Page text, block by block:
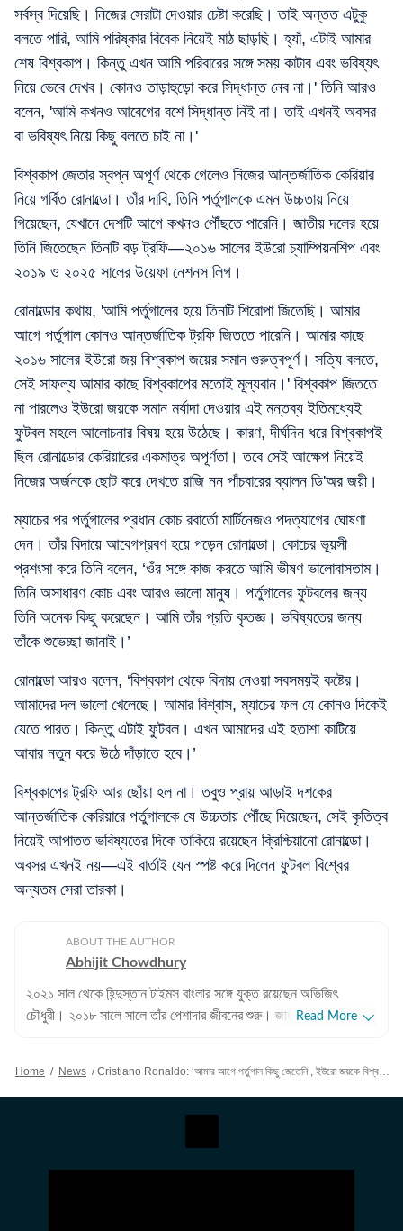
সর্বস্ব দিয়েছি। নিজের সেরাটা দেওয়ার চেষ্টা করেছি। তাই অন্তত এটুকু
বলতে পারি, আমি পরিষ্কার বিবেক নিয়েই মাঠ ছাড়ছি। হ্যাঁ, এটাই আমার
শেষ বিশ্বকাপ। কিন্তু এখন আমি পরিবারের সঙ্গে সময় কাটাব এবং ভবিষ্যৎ
নিয়ে ভেবে দেখব। কোনও তাড়াহুড়ো করে সিদ্ধান্ত নেব না।' তিনি আরও
বলেন, 'আমি কখনও আবেগের বশে সিদ্ধান্ত নিই না। তাই এখনই অবসর
বা ভবিষ্যৎ নিয়ে কিছু বলতে চাই না।'
বিশ্বকাপ জেতার স্বপ্ন অপূর্ণ থেকে গেলেও নিজের আন্তর্জাতিক কেরিয়ার
নিয়ে গর্বিত রোনাল্ডো। তাঁর দাবি, তিনি পর্তুগালকে এমন উচ্চতায় নিয়ে
গিয়েছেন, যেখানে দেশটি আগে কখনও পৌঁছতে পারেনি। জাতীয় দলের হয়ে
তিনি জিতেছেন তিনটি বড় ট্রফি—২০১৬ সালের ইউরো চ্যাম্পিয়নশিপ এবং
২০১৯ ও ২০২৫ সালের উয়েফা নেশনস লিগ।
রোনাল্ডোর কথায়, 'আমি পর্তুগালের হয়ে তিনটি শিরোপা জিতেছি। আমার
আগে পর্তুগাল কোনও আন্তর্জাতিক ট্রফি জিততে পারেনি। আমার কাছে
২০১৬ সালের ইউরো জয় বিশ্বকাপ জয়ের সমান গুরুত্বপূর্ণ। সত্যি বলতে,
সেই সাফল্য আমার কাছে বিশ্বকাপের মতোই মূল্যবান।' বিশ্বকাপ জিততে
না পারলেও ইউরো জয়কে সমান মর্যাদা দেওয়ার এই মন্তব্য ইতিমধ্যেই
ফুটবল মহলে আলোচনার বিষয় হয়ে উঠেছে। কারণ, দীর্ঘদিন ধরে বিশ্বকাপই
ছিল রোনাল্ডোর কেরিয়ারের একমাত্র অপূর্ণতা। তবে সেই আক্ষেপ নিয়েই
নিজের অর্জনকে ছোট করে দেখতে রাজি নন পাঁচবারের ব্যালন ডি'অর জয়ী।
ম্যাচের পর পর্তুগালের প্রধান কোচ রবার্তো মার্টিনেজও পদত্যাগের ঘোষণা
দেন। তাঁর বিদায়ে আবেগপ্রবণ হয়ে পড়েন রোনাল্ডো। কোচের ভূয়সী
প্রশংসা করে তিনি বলেন, ‘ওঁর সঙ্গে কাজ করতে আমি ভীষণ ভালোবাসতাম।
তিনি অসাধারণ কোচ এবং আরও ভালো মানুষ। পর্তুগালের ফুটবলের জন্য
তিনি অনেক কিছু করেছেন। আমি তাঁর প্রতি কৃতজ্ঞ। ভবিষ্যতের জন্য
তাঁকে শুভেচ্ছা জানাই।’
রোনাল্ডো আরও বলেন, ‘বিশ্বকাপ থেকে বিদায় নেওয়া সবসময়ই কষ্টের।
আমাদের দল ভালো খেলেছে। আমার বিশ্বাস, ম্যাচের ফল যে কোনও দিকেই
যেতে পারত। কিন্তু এটাই ফুটবল। এখন আমাদের এই হতাশা কাটিয়ে
আবার নতুন করে উঠে দাঁড়াতে হবে।’
বিশ্বকাপের ট্রফি আর ছোঁয়া হল না। তবুও প্রায় আড়াই দশকের
আন্তর্জাতিক কেরিয়ারে পর্তুগালকে যে উচ্চতায় পৌঁছে দিয়েছেন, সেই কৃতিত্ব
নিয়েই আপাতত ভবিষ্যতের দিকে তাকিয়ে রয়েছেন ক্রিশ্চিয়ানো রোনাল্ডো।
অবসর এখনই নয়—এই বার্তাই যেন স্পষ্ট করে দিলেন ফুটবল বিশ্বের
অন্যতম সেরা তারকা।
ABOUT THE AUTHOR
Abhijit Chowdhury
২০২১ সাল থেকে হিন্দুস্তান টাইমস বাংলার সঙ্গে যুক্ত রয়েছেন অভিজিৎ
চৌধুরী। ২০১৮ সালে সালে তাঁর পেশাদার জীবনের শুরু। জাতীয়, আন্তর্জাতিক
বিষয়ে তাঁর আগ্রহ সবচেয়ে বেশি। কলকাতা বিশ্ববিদ্যালয় থেকে সাংবাদিকতায়
ভারতে কাজ করার অভিজ্ঞতা রয়েছে অভিজিতের। এছাড়া আকাশবাণীতে রেডিও
জকি হিসেবেও কাজ করেছিলেন তিনি। খবরের জগৎ ছাড়া খেলাধুলো, ইতিহাসে
Read More
Home / News / Cristiano Ronaldo: ‘আমার আগে পর্তুগাল কিছু জেতেনি’, ইউরো জয়কে বিশ্বকাপ জয়ের সমতুল্য দাবি রোনাল্ডোর